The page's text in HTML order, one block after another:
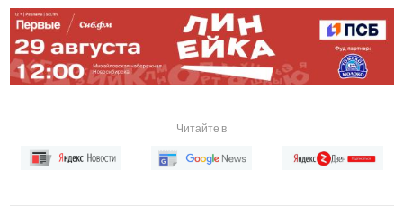
Читайте в